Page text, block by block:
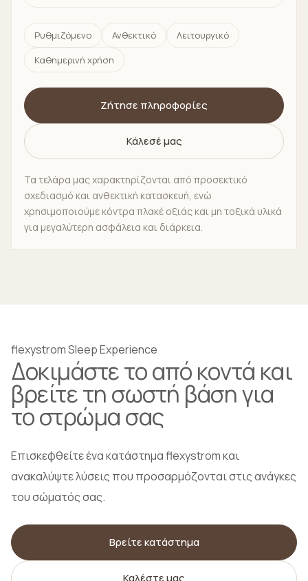
Ρυθμιζόμενο Ανθεκτικό
Λειτουργικό
Καθημερινή χρήση
Ζήτησε πληροφορίες
Κάλεσέ μας
Τα τελάρα μας χαρακτηρίζονται από προσεκτικό
σχεδιασμό και ανθεκτική κατασκευή, ενώ
χρησιμοποιούμε κόντρα πλακέ οξιάς και μη τοξικά υλικά
για μεγαλύτερη ασφάλεια και διάρκεια.
flexystrom Sleep Experience
Δοκιμάστε το από κοντά και
βρείτε τη σωστή βάση για
το στρώμα σας
Επισκεφθείτε ένα κατάστημα flexystrom και
ανακαλύψτε λύσεις που προσαρμόζονται στις ανάγκες
του σώματός σας.
Βρείτε κατάστημα
Καλέστε μας